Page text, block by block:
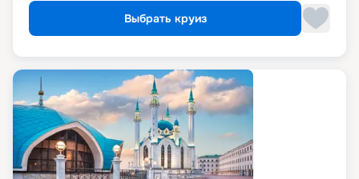
Выбрать круиз